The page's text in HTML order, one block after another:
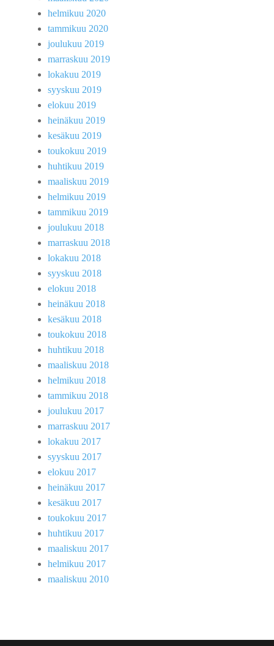
helmikuu 2020
tammikuu 2020
joulukuu 2019
marraskuu 2019
lokakuu 2019
syyskuu 2019
elokuu 2019
heinäkuu 2019
kesäkuu 2019
toukokuu 2019
huhtikuu 2019
maaliskuu 2019
helmikuu 2019
tammikuu 2019
joulukuu 2018
marraskuu 2018
lokakuu 2018
syyskuu 2018
elokuu 2018
heinäkuu 2018
kesäkuu 2018
toukokuu 2018
huhtikuu 2018
maaliskuu 2018
helmikuu 2018
tammikuu 2018
joulukuu 2017
marraskuu 2017
lokakuu 2017
syyskuu 2017
elokuu 2017
heinäkuu 2017
kesäkuu 2017
toukokuu 2017
huhtikuu 2017
maaliskuu 2017
helmikuu 2017
maaliskuu 2010